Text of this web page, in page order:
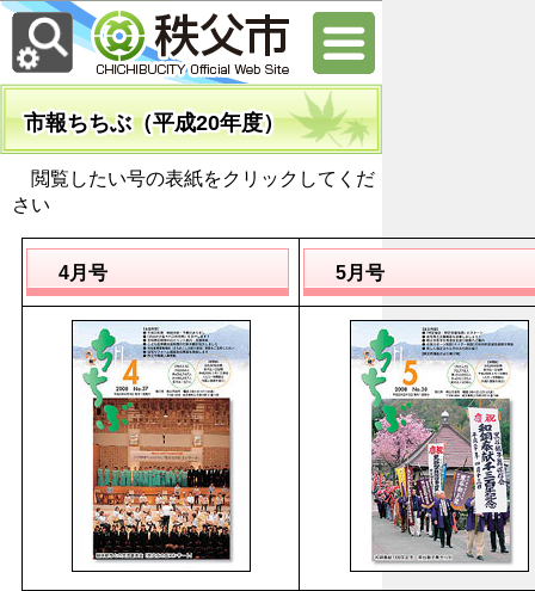
市報ちちぶ（平成20年度）
閲覧したい号の表紙をクリックしてくだ
さい
4月号 5月号